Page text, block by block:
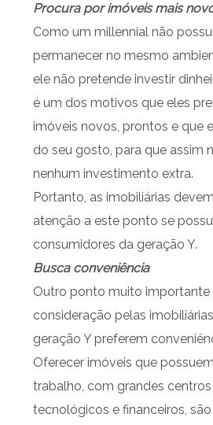
Procura por imóveis mais
Como um millennial não
permanecer no mesmo
ele não pretende investir
é um dos motivos que eles
imóveis novos, prontos e que
do seu gosto, para que assim
nenhum investimento extra.
Portanto, as imobiliárias
atenção a este ponto se
consumidores da geração Y.
Busca conveniência
Outro ponto muito importante
consideração pelas
geração Y preferem
Oferecer imóveis que
trabalho, com grandes
tecnológicos e financeiros,